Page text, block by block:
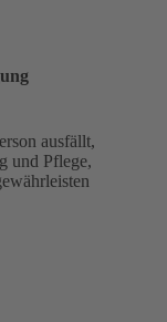
ausfällt,
und Pflege,